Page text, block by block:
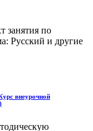
занятия по
Русский и другие
внеурочной